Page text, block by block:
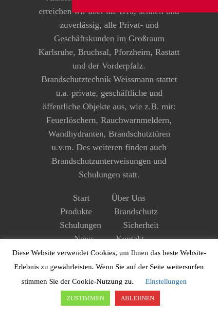
erreichen wir über die B10, schnell und
zuverlässig, alle Privat- und
Geschäftskunden im Großraum
Karlsruhe, Bruchsal, Pforzheim, Rastatt
und der Vorderpfalz.
Brandschutztechnik Weissmann stattet
u.a. private, geschäftliche und
öffentliche Objekte aus, wie z.B. mit:
Feuerlöschern, Rauchwarnmeldern,
Wandhydranten, Brandschutztüren
u.v.m. Des weiteren finden auch
Brandschutzunterweisungen und
Schulungen statt.
Start
Über Uns
Produkte
Brandschutz
Schulungen
Sicherheit
News
Kontakt
Impressum
Datenschutz
Diese Website verwendet Cookies, um Ihnen das beste Website-
Erlebnis zu gewährleisten. Wenn Sie auf der Seite weitersurfen
stimmen Sie der Cookie-Nutzung zu.
Einstellungen
ZUSTIMMEN ABLEHNEN